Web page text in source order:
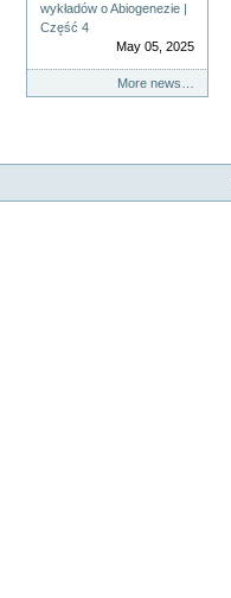
wykładów o Abiogenezie |
Część 4
May 05, 2025
More news…